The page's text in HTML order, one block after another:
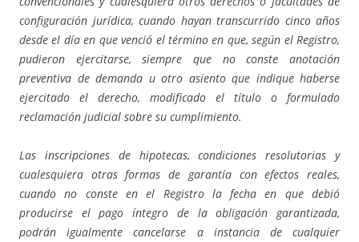
configuración jurídica, cuando hayan transcurrido cinco años
desde el día en que venció el término en que, según el Registro,
pudieron ejercitarse, siempre que no conste anotación
preventiva de demanda u otro asiento que indique haberse
ejercitado el derecho, modificado el título o formulado
reclamación judicial sobre su cumplimiento.
Las inscripciones de hipotecas, condiciones resolutorias y
cualesquiera otras formas de garantía con efectos reales,
cuando no conste en el Registro la fecha en que debió
producirse el pago íntegro de la obligación garantizada,
podrán igualmente cancelarse a instancia de cualquier